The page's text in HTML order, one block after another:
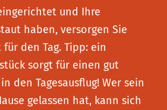
und Ihre
haben, versorgen Sie
den Tag. Tipp: ein
sorgt für einen gut
den Tagesausflug! Wer sein
gelassen hat, kann sich